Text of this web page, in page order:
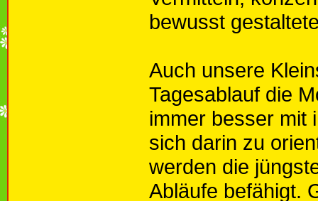
bewusst
Auch unsere
Tagesablauf die
immer besser mit
sich darin zu
werden die
Abläufe befähigt.